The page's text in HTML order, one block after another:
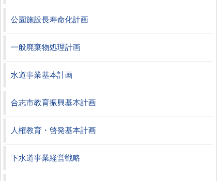
公園施設長寿命化計画
一般廃棄物処理計画
水道事業基本計画
合志市教育振興基本計画
人権教育・啓発基本計画
下水道事業経営戦略